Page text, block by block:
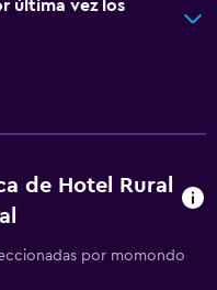
última vez los
de Hotel Rural
por momondo